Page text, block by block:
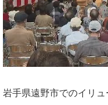
岩手県遠野市でのイリ